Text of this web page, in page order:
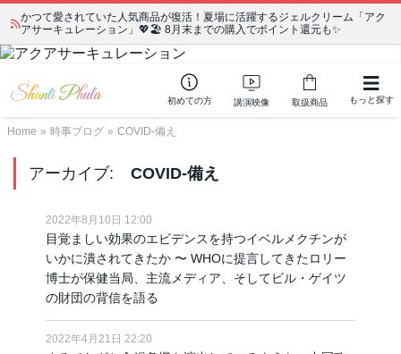
かつて愛されていた人気商品が復活！夏場に活躍するジェルクリーム「アク
アサーキュレーション」💖🏖️ 8月末までの購入でポイント還元も✨
宗教学講座 中級コース 第139回 明治以降の日本の闇３ 〜日本の黒幕た
ちの出自／在日が入り込むヤクザ／朝鮮進駐軍から始まったパチンコ利権
初めての方 講演映像 取扱商品 もっと探す
Home » 時事ブログ » COVID-備え
アーカイブ: COVID-備え
2022年8月10日 12:00
目覚ましい効果のエビデンスを持つイベルメクチンが
いかに潰されてきたか 〜 WHOに提言してきたロリー
博士が保健当局、主流メディア、そしてビル・ゲイツ
の財団の背信を語る
2022年4月21日 22:20